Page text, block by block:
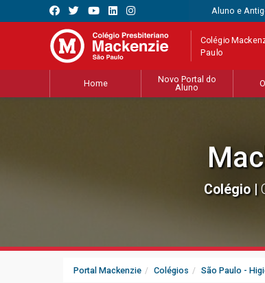
Aluno e
Colégio
Paulo
Home
Novo Portal do
Aluno
Colégio |
Portal Mackenzie Colégios São Paulo -